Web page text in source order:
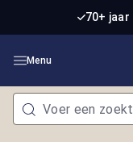
Ga naar de 70+ jaar
Menu